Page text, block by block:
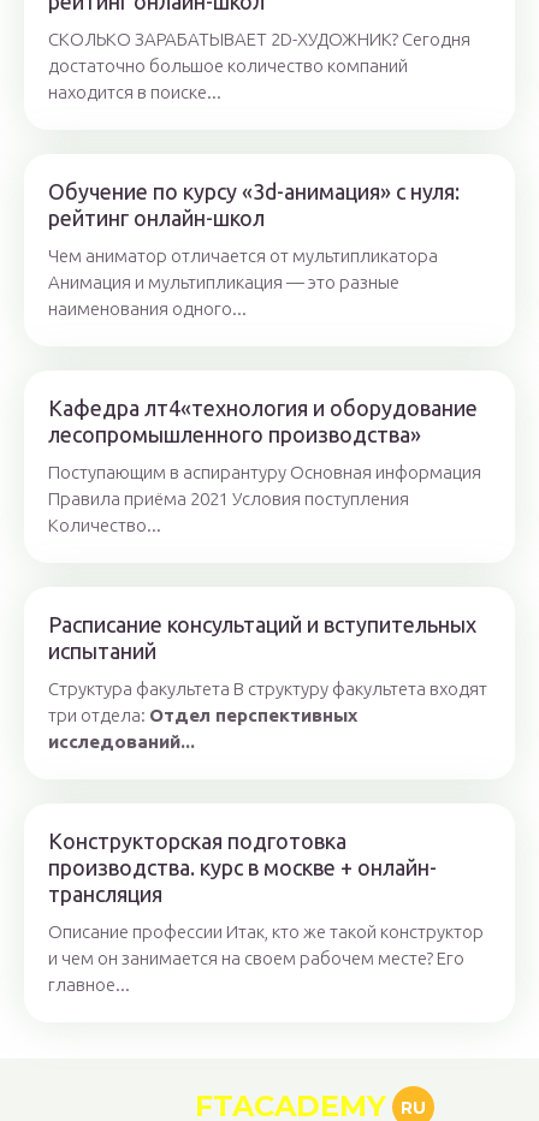
СКОЛЬКО ЗАРАБАТЫВАЕТ 2D-ХУДОЖНИК? Сегодня
достаточно большое количество компаний
находится в поиске...
Обучение по курсу «3d-анимация» с нуля:
рейтинг онлайн-школ
Чем аниматор отличается от мультипликатора
Анимация и мультипликация — это разные
наименования одного...
Кафедра лт4«технология и оборудование
лесопромышленного производства»
Поступающим в аспирантуру Основная информация
Правила приёма 2021 Условия поступления
Количество...
Расписание консультаций и вступительных
испытаний
Структура факультета В структуру факультета входят
три отдела: Отдел перспективных
исследований...
Конструкторская подготовка
производства. курс в москве + онлайн-
трансляция
Описание профессии Итак, кто же такой конструктор
и чем он занимается на своем рабочем месте? Его
главное...
FTACADEMY RU